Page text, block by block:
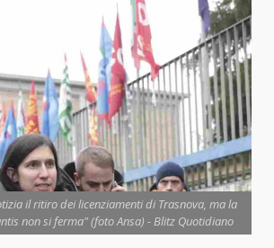
il ritiro dei licenziamenti di Trasnova, ma la
non si ferma" (foto Ansa) - Blitz Quotidiano